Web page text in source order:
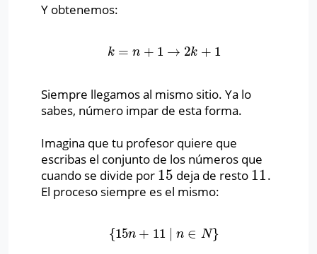
Y obtenemos:
k = n + 1 → 2k + 1
k =n +1 → 2k+1
Siempre llegamos al mismo sitio. Ya lo
sabes, número impar de esta forma.
Imagina que tu profesor quiere que
escribas el conjunto de los números que
cuando se divide por 15
15 deja de resto 11
11.
El proceso siempre es el mismo:
{15n + 11 n ∈ N}
{15 n+ 11∣ ∈ N}